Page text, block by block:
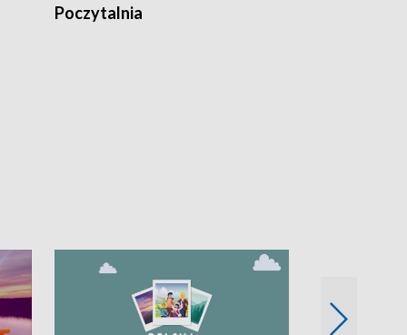
Poczytalnia